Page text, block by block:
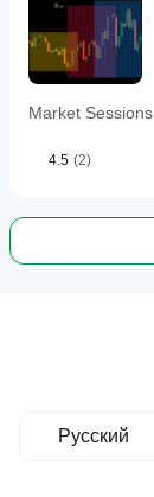
Market Sessions
4.5 (2)
Русский